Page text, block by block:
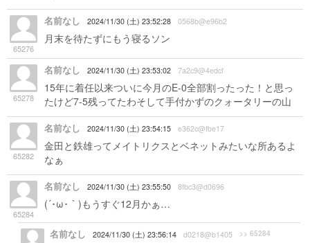
65276
名前なし 2024/11/30 (土) 23:52:28 0568b@e96b2
月末を待たずにもう寝るソン
65278
名前なし 2024/11/30 (土) 23:53:02 7a2c9@4edcf
15年に着任以来ついに今月のE-0全部割ったった！と思っ
たけど7-5残ってたわそして手付かずのクォータリーの山
65282
名前なし 2024/11/30 (土) 23:54:15 e362c@fbe17
金田と鉄雄ってメイトリクスとベネットみたいな所あるよ
なぁ
65284
名前なし 2024/11/30 (土) 23:55:50 8fbc3@d0696
(´･ω･｀)もうすぐ12月かぁ…
名前なし 2024/11/30 (土) 23:56:14 d0218@b1405 >> 65284